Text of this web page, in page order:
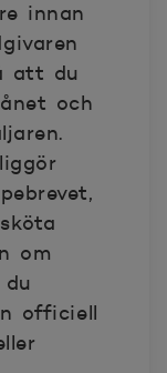
innan
att du
och
om
officiell